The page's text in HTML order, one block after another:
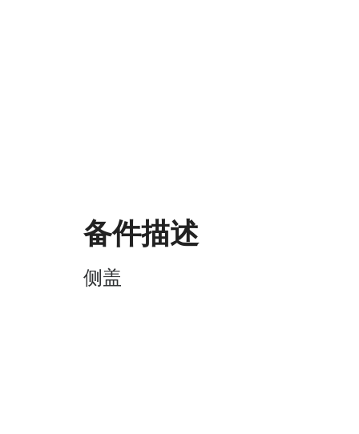
备件描述
侧盖